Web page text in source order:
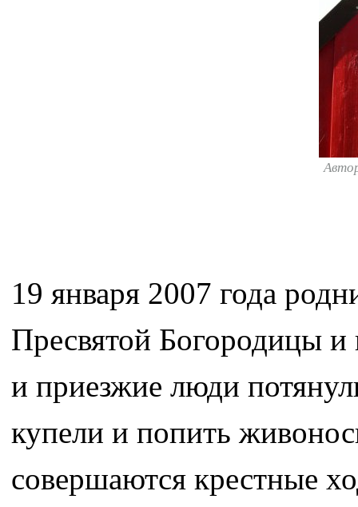
19 января 2007 года
Пресвятой Богородицы
и приезжие люди
купели и попить
совершаются крестные